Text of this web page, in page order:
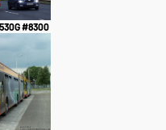
#8300